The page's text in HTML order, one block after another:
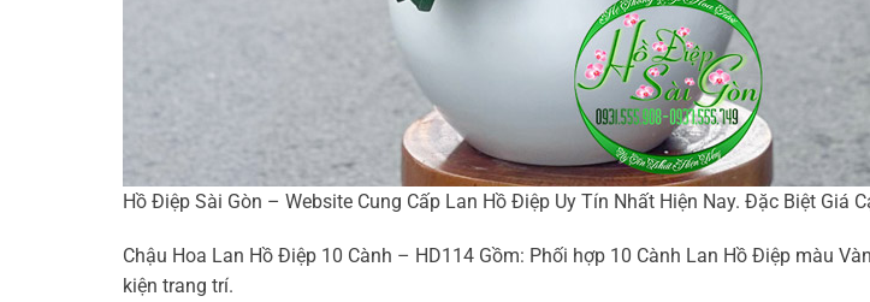
Hồ Điệp Sài Gòn – Website Cung Cấp Lan Hồ Điệp Uy Tín Nhất Hiện Nay. Đặc Biệt Giá
Chậu Hoa Lan Hồ Điệp 10 Cành – HD114 Gồm: Phối hợp 10 Cành Lan Hồ Điệp màu
kiện trang trí.